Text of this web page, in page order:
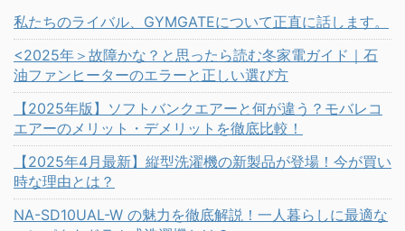
私たちのライバル、GYMGATEについて正直に話します。
<2025年＞故障かな？と思ったら読む冬家電ガイド｜石
油ファンヒーターのエラーと正しい選び方
【2025年版】ソフトバンクエアーと何が違う？モバレコ
エアーのメリット・デメリットを徹底比較！
【2025年4月最新】縦型洗濯機の新製品が登場！今が買い
時な理由とは？
NA-SD10UAL-W の魅力を徹底解説！一人暮らしに最適な